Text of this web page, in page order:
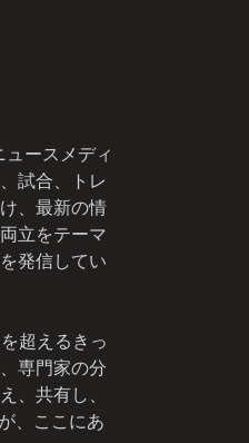
ースメディ
試合、トレ
、最新の情
立をテーマ
発信してい
超えるきっ
専門家の分
、共有し、
、ここにあ